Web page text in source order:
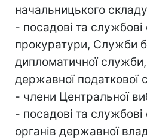
начальницького складу
- посадові та службові
прокуратури, Служби
дипломатичної
державної податкової
- члени Центральної
- посадові та
органів державної